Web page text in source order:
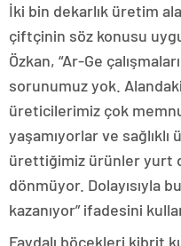
İki bin dekarlık üretim
çiftçinin söz konusu
Özkan, “Ar-Ge
sorunumuz yok. Alandaki
üreticilerimiz çok
yaşamıyorlar ve
ürettiğimiz ürünler yurt
dönmüyor. Dolayısıyla
kazanıyor” ifadesini
Faydalı böcekleri kibrit